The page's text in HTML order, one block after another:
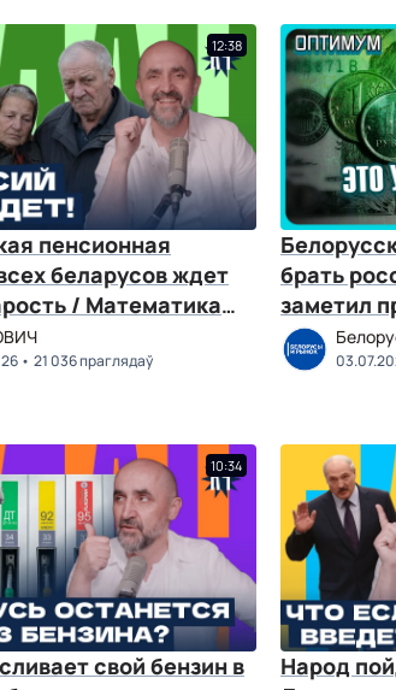
12:38
пенсионная
беларусов ждет
/ Математика
21 036 праглядаў
брать
заметил
Оптимум
10:34
свой бензин в
Народ